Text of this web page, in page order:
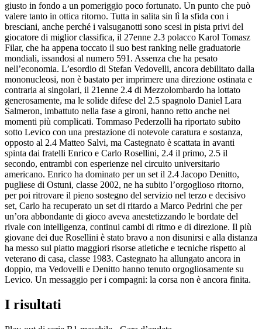
giusto in fondo a un pomeriggio poco fortunato. Un punto che può
valere tanto in ottica ritorno. Tutta in salita sin lì la sfida con i
bresciani, anche perché i valsuganotti sono scesi in pista privi del
giocatore di miglior classifica, il 27enne 2.3 polacco Karol Tomasz
Filar, che ha appena toccato il suo best ranking nelle graduatorie
mondiali, issandosi al numero 591. Assenza che ha pesato
nell’economia. L’esordio di Stefan Vedovelli, ancora debilitato dalla
mononucleosi, non è bastato per imprimere una direzione ostinata e
contraria ai singolari, il 21enne 2.4 di Mezzolombardo ha lottato
generosamente, ma le solide difese del 2.5 spagnolo Daniel Lara
Salmeron, imbattuto nella fase a gironi, hanno retto anche nei
momenti più complicati. Tommaso Pederzolli ha riportato subito
sotto Levico con una prestazione di notevole caratura e sostanza,
opposto al 2.4 Matteo Salvi, ma Castegnato è scattata in avanti
spinta dai fratelli Enrico e Carlo Rosellini, 2.4 il primo, 2.5 il
secondo, entrambi con esperienze nel circuito universitario
americano. Enrico ha dominato per un set il 2.4 Jacopo Denitto,
pugliese di Ostuni, classe 2002, ne ha subito l’orgoglioso ritorno,
per poi ritrovare il pieno sostegno del servizio nel terzo e decisivo
set, Carlo ha recuperato un set di ritardo a Marco Pedrini che per
un’ora abbondante di gioco aveva anestetizzando le bordate del
rivale con intelligenza, continui cambi di ritmo e di direzione. Il più
giovane dei due Rosellini è stato bravo a non disunirsi e alla distanza
ha messo sul piatto maggiori risorse atletiche e tecniche rispetto al
veterano di casa, classe 1983. Castegnato ha allungato ancora in
doppio, ma Vedovelli e Denitto hanno tenuto orgogliosamente su
Levico. Un messaggio per i compagni: la corsa non è ancora finita.
I risultati